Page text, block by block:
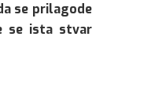
se prilagode
se ista stvar